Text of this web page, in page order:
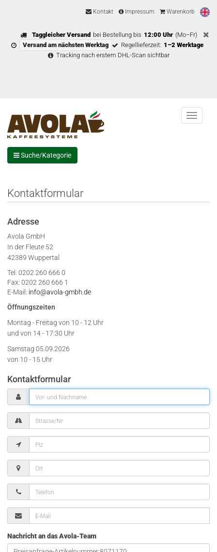
Kontakt Impressum Warenkorb
Taggleicher Versand bei Bestellung bis 12:00 Uhr (Mo–Fr)
Versand am nächsten Werktag
Regellieferzeit: 1–2 Werktage
Tracking nach erstem DHL-Scan sichtbar
Menu
Suche/Kategorie
Kontaktformular
Adresse
Avola GmbH
In der Fleute 52
42389 Wuppertal
Tel: 0202 260 666 0
Fax: 0202 260 666 1
E-Mail: info@avola-gmbh.de
Öffnungszeiten
Montag - Freitag von 10 - 12 Uhr
und von 14 - 17:30 Uhr
Samstag 05.09.2026
von 10 - 15 Uhr
Kontaktformular
Nachricht an das Avola-Team